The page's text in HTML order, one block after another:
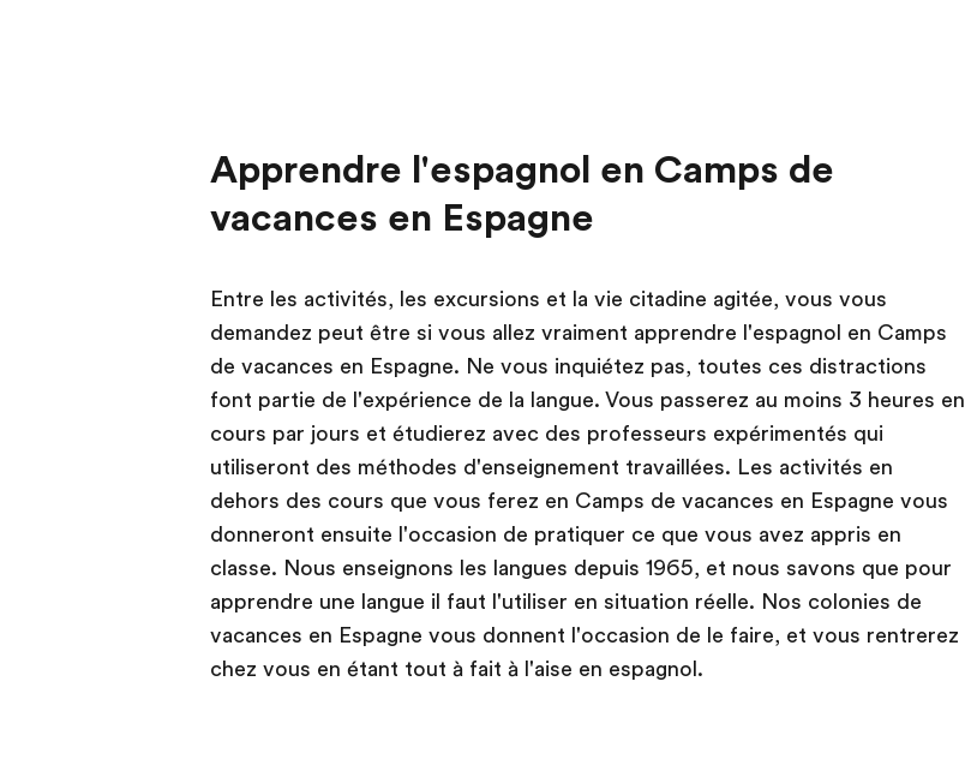
Apprendre l'espagnol en Camps de
vacances en Espagne
Entre les activités, les excursions et la vie citadine agitée, vous vous
demandez peut être si vous allez vraiment apprendre l'espagnol en Camps
de vacances en Espagne. Ne vous inquiétez pas, toutes ces distractions
font partie de l'expérience de la langue. Vous passerez au moins 3 heures en
cours par jours et étudierez avec des professeurs expérimentés qui
utiliseront des méthodes d'enseignement travaillées. Les activités en
dehors des cours que vous ferez en Camps de vacances en Espagne vous
donneront ensuite l'occasion de pratiquer ce que vous avez appris en
classe. Nous enseignons les langues depuis 1965, et nous savons que pour
apprendre une langue il faut l'utiliser en situation réelle. Nos colonies de
vacances en Espagne vous donnent l'occasion de le faire, et vous rentrerez
chez vous en étant tout à fait à l'aise en espagnol.